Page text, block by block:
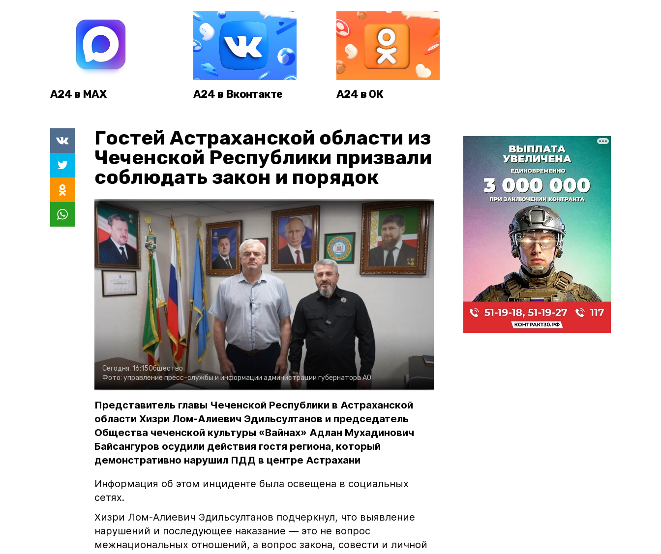
А24 в MAX А24 в Вконтакте А24 в ОК
Гостей Астраханской области из
Чеченской Республики призвали
соблюдать закон и порядок
Сегодня, 16:15Общество
Фото: управление пресс-службы и информации администрации губернатора АО
Представитель главы Чеченской Республики в Астраханской
области Хизри Лом-Алиевич Эдильсултанов и председатель
Общества чеченской культуры «Вайнах» Адлан Мухадинович
Байсангуров осудили действия гостя региона, который
демонстративно нарушил ПДД в центре Астрахани
Информация об этом инциденте была освещена в социальных
сетях.
Хизри Лом-Алиевич Эдильсултанов подчеркнул, что выявление
нарушений и последующее наказание — это не вопрос
межнациональных отношений, а вопрос закона, совести и личной